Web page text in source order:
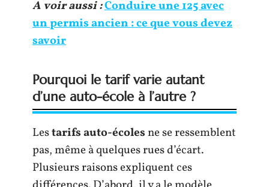
A voir aussi :Conduire une 125 avec
un permis ancien : ce que vous devez
savoir
Pourquoi le tarif varie autant
d’une auto-école à l’autre ?
Lestarifs auto-écolesne se ressemblent
pas, même à quelques rues d’écart.
Plusieurs raisons expliquent ces